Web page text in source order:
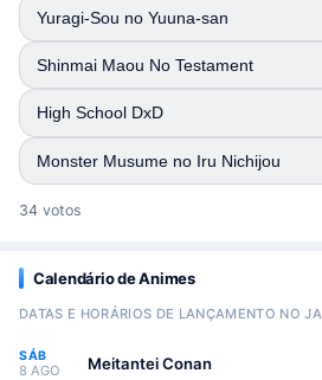
Yuragi-Sou no Yuuna-san
Shinmai Maou No Testament
High School DxD
Monster Musume no Iru Nichijou
34 votos
Calendário de Animes
DATAS E HORÁRIOS DE LANÇAMENTO NO
SÁB
8 AGO Meitantei Conan